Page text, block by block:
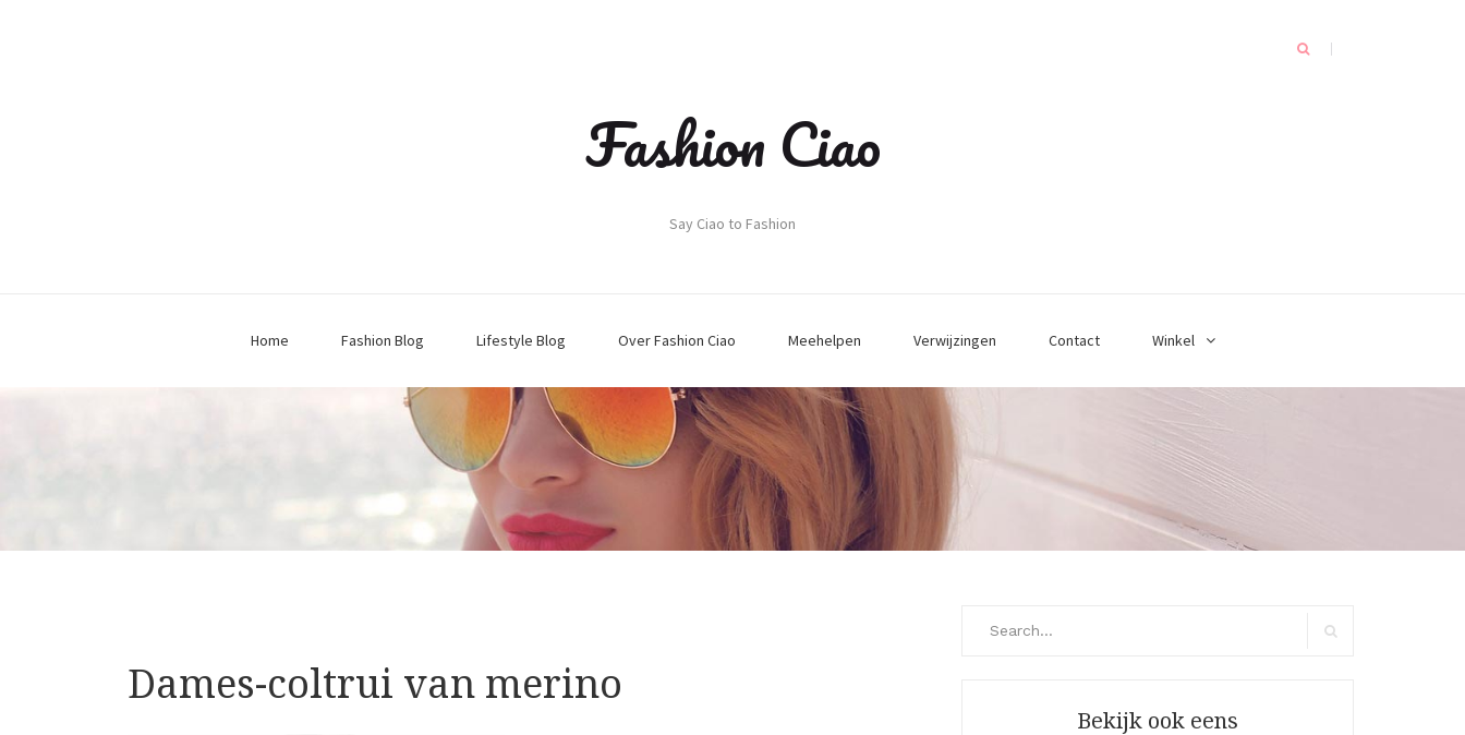
Fashion Ciao
Say Ciao to Fashion
Home Fashion Blog Lifestyle Blog Over Fashion Ciao Meehelpen Verwijzingen Contact Winkel
Dames-coltrui van merino
Bekijk ook eens